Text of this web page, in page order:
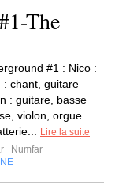
The
#1 : Nico :
: chant, guitare
: guitare, basse
violon, orgue
Lire la suite
Numfar